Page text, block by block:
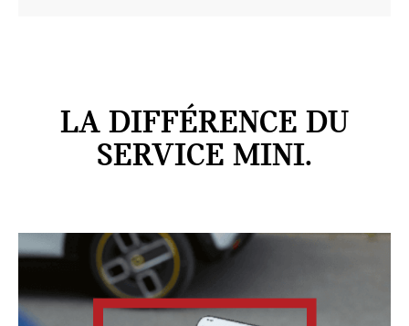
LA DIFFÉRENCE DU
SERVICE MINI.